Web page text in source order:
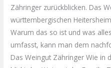
Zähringer zurückblicken. Das
württembergischen
Warum das so ist und was
umfasst, kann man dem
Das Weingut Zähringer Wie in